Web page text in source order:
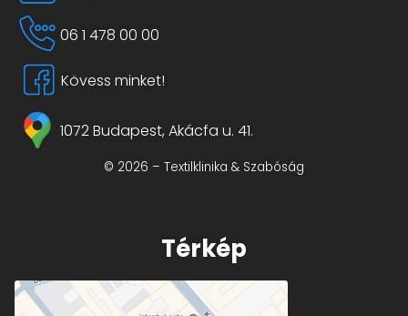
06 1 478 00 00
Kövess minket!
1072 Budapest, Akácfa u. 41.
© 2026 – Textilklinika & Szabóság
Térkép